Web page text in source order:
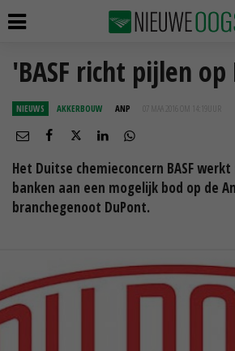
'BASF richt pijlen
NIEUWS AKKERBOUW ANP 07 MAA 2016 OM 14:19
Het Duitse chemieconcern BASF
banken aan een mogelijk bod op de
branchegenoot DuPont.